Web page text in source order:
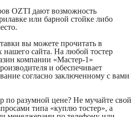
OZTI дают возможность
или барной стойке либо
вы можете прочитать в
нашего сайта. На любой тостер
компании «Мастер-1»
и обеспечивает
согласно заключенному с вами
по разумной цене? Не мучайте свой
типа «куплю тостер», а